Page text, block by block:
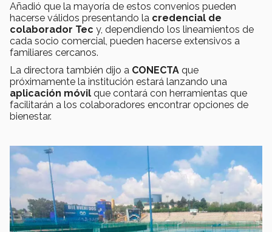
Añadió que la mayoría de estos convenios pueden
hacerse válidos presentando la credencial de
colaborador Tec y, dependiendo los lineamientos de
cada socio comercial, pueden hacerse extensivos a
familiares cercanos.
La directora también dijo a CONECTA que
próximamente la institución estará lanzando una
aplicación móvil que contará con herramientas que
facilitarán a los colaboradores encontrar opciones de
bienestar.